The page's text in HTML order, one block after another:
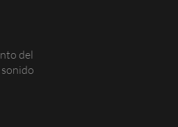
del